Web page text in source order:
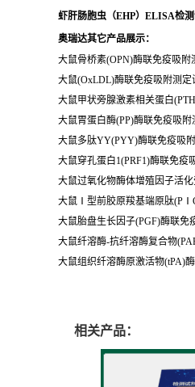
虾肝肠胞虫（EHP）ELISA检
奥瑞达其它产品展示：
大鼠骨桥素(OPN)酶联免疫吸附
大鼠(OxLDL)酶联免疫吸附测定
大鼠甲状旁腺激素相关蛋白
大鼠胃蛋白酶(PP)酶联免疫吸附
大鼠多肽YY(PYY)酶联免疫吸
大鼠穿孔蛋白1(PRF1)酶联免疫
大鼠过氧化物酶体增殖因子活
大鼠Ⅰ型前胶原羧基端原肽
大鼠胎盘生长因子(PGF)酶联免
大鼠纤溶酶-抗纤溶酶复合物
大鼠组织纤溶酶原激活物(tPA)
相关产品：